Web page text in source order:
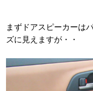
まずドアスピーカーは
ズに見えますが・・